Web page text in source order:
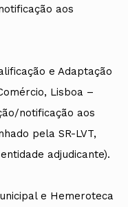
aos
e Adaptação
Lisboa –
notificação aos
pela SR-LVT,
adjudicante).
e Hemeroteca